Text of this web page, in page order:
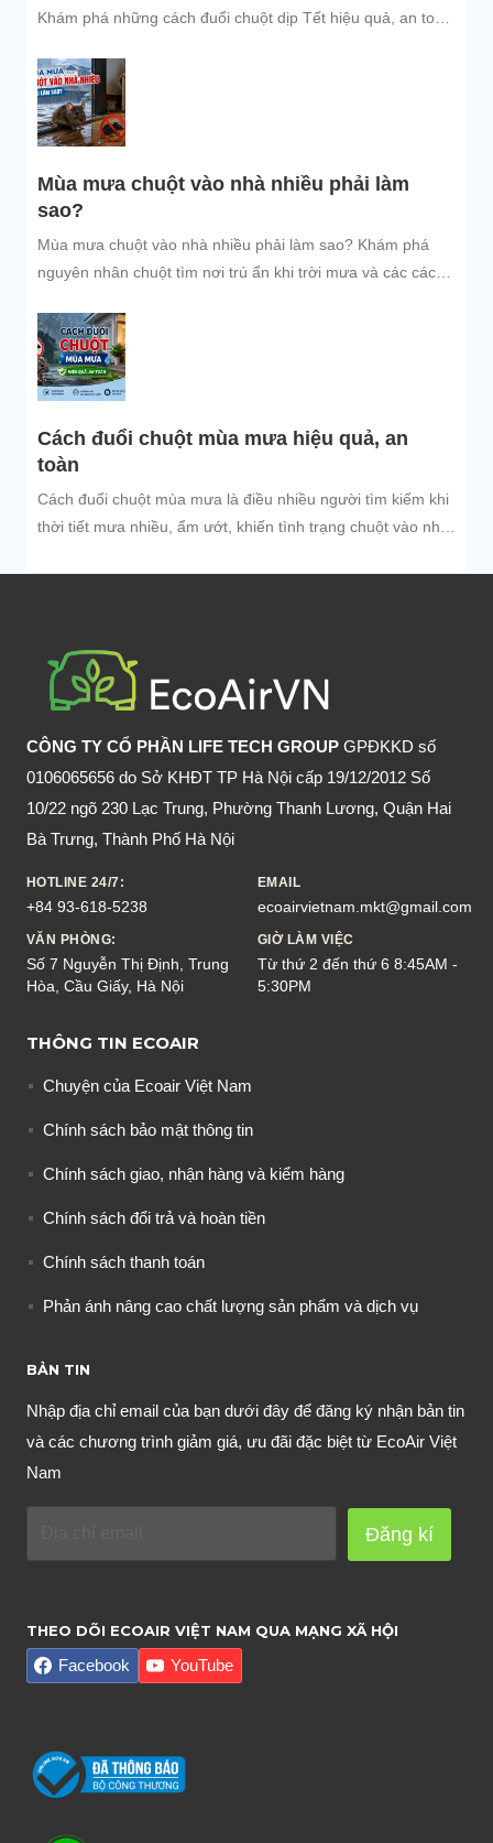
Khám phá những cách đuổi chuột dịp Tết hiệu quả, an toàn
đình và đón năm mới an tâm.
Mùa mưa chuột vào nhà nhiều phải làm
sao?
Mùa mưa chuột vào nhà nhiều phải làm sao? Khám phá
nguyên nhân chuột tìm nơi trú ẩn khi trời mưa và các cách
bảo vệ không gian sống sạch sẽ.
Cách đuổi chuột mùa mưa hiệu quả, an
toàn
Cách đuổi chuột mùa mưa là điều nhiều người tìm kiếm khi
thời tiết mưa nhiều, ẩm ướt, khiến tình trạng chuột vào nhà
CÔNG TY CỔ PHẦN LIFE TECH GROUP GPĐKKD số
0106065656 do Sở KHĐT TP Hà Nội cấp 19/12/2012 Số
10/22 ngõ 230 Lạc Trung, Phường Thanh Lương, Quận Hai
Bà Trưng, Thành Phố Hà Nội
HOTLINE 24/7:
+84 93-618-5238
EMAIL
ecoairvietnam.mkt@gmail.com
VĂN PHÒNG:
Số 7 Nguyễn Thị Định, Trung
Hòa, Cầu Giấy, Hà Nội
GIỜ LÀM VIỆC
Từ thứ 2 đến thứ 6 8:45AM -
5:30PM
THÔNG TIN ECOAIR
Chuyện của Ecoair Việt Nam
Chính sách bảo mật thông tin
Chính sách giao, nhận hàng và kiểm hàng
Chính sách đổi trả và hoàn tiền
Chính sách thanh toán
Phản ánh nâng cao chất lượng sản phẩm và dịch vụ
BẢN TIN
Nhập địa chỉ email của bạn dưới đây để đăng ký nhận bản tin
và các chương trình giảm giá, ưu đãi đặc biệt từ EcoAir Việt
Nam
Đăng kí
THEO DÕI ECOAIR VIỆT NAM QUA MẠNG XÃ HỘI
Facebook YouTube